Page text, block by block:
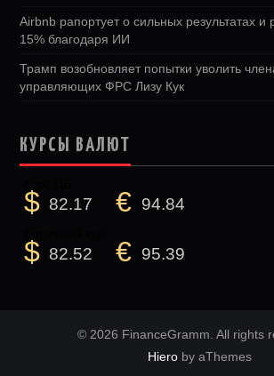
Airbnb рапортует о сильных результатах и
15% благодаря ИИ
Трамп возобновляет попытки уволить
управляющих ФРС Лизу Кук
КУРСЫ ВАЛЮТ
$ 82.17 € 94.84
$ 82.52 € 95.39
© 2026 FinanceGramm. All rights
Hieroby aThemes